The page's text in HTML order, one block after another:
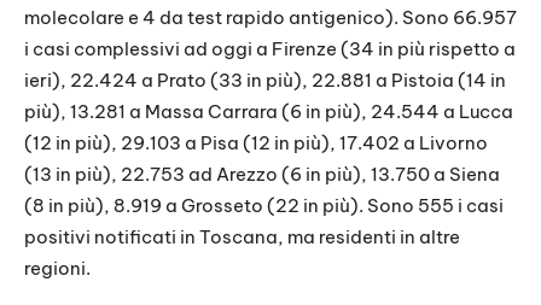
molecolare e 4 da test rapido antigenico). Sono 66.957
i casi complessivi ad oggi a Firenze (34 in più rispetto a
ieri), 22.424 a Prato (33 in più), 22.881 a Pistoia (14 in
più), 13.281 a Massa Carrara (6 in più), 24.544 a Lucca
(12 in più), 29.103 a Pisa (12 in più), 17.402 a Livorno
(13 in più), 22.753 ad Arezzo (6 in più), 13.750 a Siena
(8 in più), 8.919 a Grosseto (22 in più). Sono 555 i casi
positivi notificati in Toscana, ma residenti in altre
regioni.